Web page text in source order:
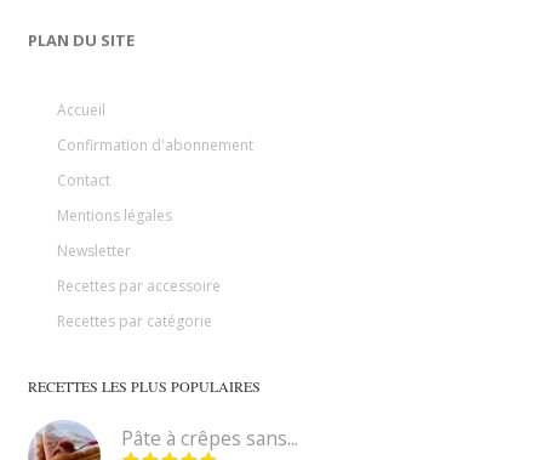
PLAN DU SITE
Accueil
Confirmation d'abonnement
Contact
Mentions légales
Newsletter
Recettes par accessoire
Recettes par catégorie
RECETTES LES PLUS POPULAIRES
Pâte à crêpes sans...